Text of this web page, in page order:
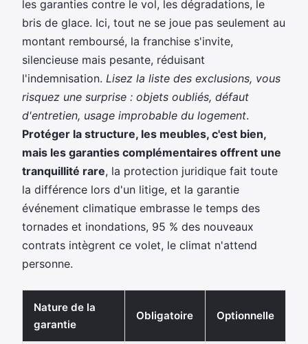
les garanties contre le vol, les dégradations, le
bris de glace. Ici, tout ne se joue pas seulement au
montant remboursé, la franchise s'invite,
silencieuse mais pesante, réduisant
l'indemnisation. Lisez la liste des exclusions, vous
risquez une surprise : objets oubliés, défaut
d'entretien, usage improbable du logement.
Protéger la structure, les meubles, c'est bien,
mais les garanties complémentaires offrent une
tranquillité rare, la protection juridique fait toute
la différence lors d'un litige, et la garantie
événement climatique embrasse le temps des
tornades et inondations, 95 % des nouveaux
contrats intègrent ce volet, le climat n'attend
personne.
Nature de la
garantie
Obligatoire Optionnelle